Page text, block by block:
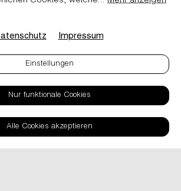
Kontakt
Häufig gestellte Fragen
Impressum
Einstellungen
Nur funktionale Cookies
Alle Cookies akzeptieren